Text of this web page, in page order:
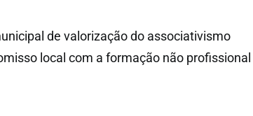
de valorização do associativismo
local com a formação não profissional